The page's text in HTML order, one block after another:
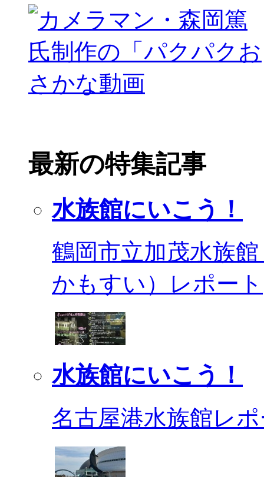
最新の特集記事
水族館にいこう！
鶴岡市立加茂水族
かもすい）レポート
水族館にいこう！
名古屋港水族館レ